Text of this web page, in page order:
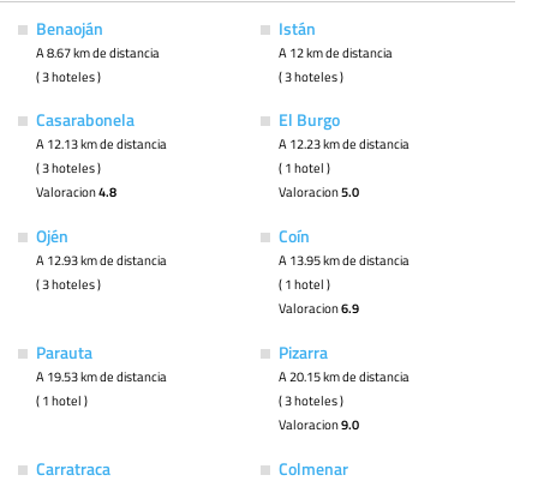
Benaoján
A 8.67 km de distancia
( 3 hoteles )
Istán
A 12 km de distancia
( 3 hoteles )
Casarabonela
A 12.13 km de distancia
( 3 hoteles )
Valoracion4.8
El Burgo
A 12.23 km de distancia
( 1 hotel )
Valoracion5.0
Ojén
A 12.93 km de distancia
( 3 hoteles )
Coín
A 13.95 km de distancia
( 1 hotel )
Valoracion6.9
Parauta
A 19.53 km de distancia
( 1 hotel )
Pizarra
A 20.15 km de distancia
( 3 hoteles )
Valoracion9.0
Carratraca Colmenar